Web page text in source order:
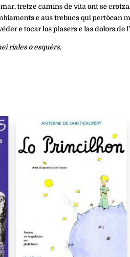
tretze camins de vita ont se
e aus trebucs qui pertòcan
e tocar los plasers e las dolors de
riales o esquèrs.